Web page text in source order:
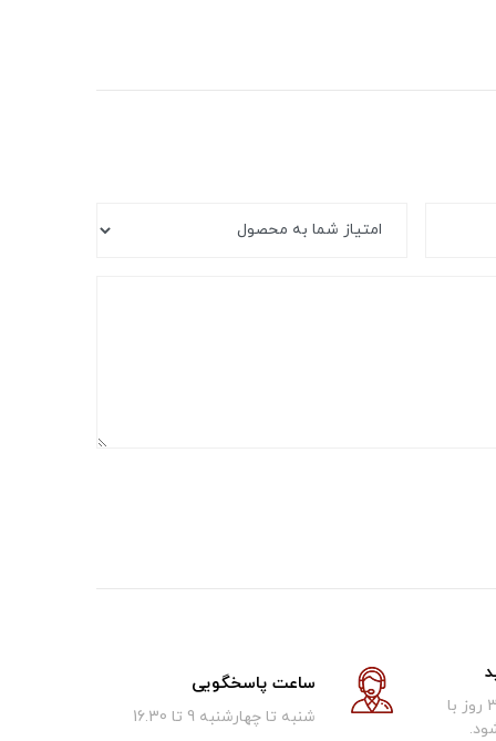
کالای فروخته شده تا 30 روز با
ساعت پاسخگویی
شنبه تا چهارشنبه 9 تا 16.30